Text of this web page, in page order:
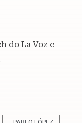
do La Voz e